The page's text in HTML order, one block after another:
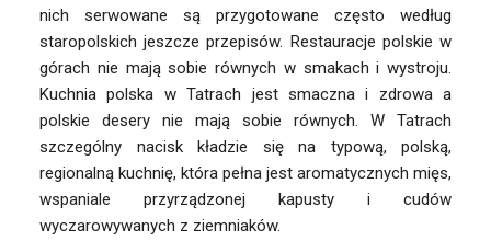
nich serwowane są przygotowane często według
staropolskich jeszcze przepisów. Restauracje polskie w
górach nie mają sobie równych w smakach i wystroju.
Kuchnia polska w Tatrach jest smaczna i zdrowa a
polskie desery nie mają sobie równych. W Tatrach
szczególny nacisk kładzie się na typową, polską,
regionalną kuchnię, która pełna jest aromatycznych mięs,
wspaniale przyrządzonej kapusty i cudów
wyczarowywanych z ziemniaków.